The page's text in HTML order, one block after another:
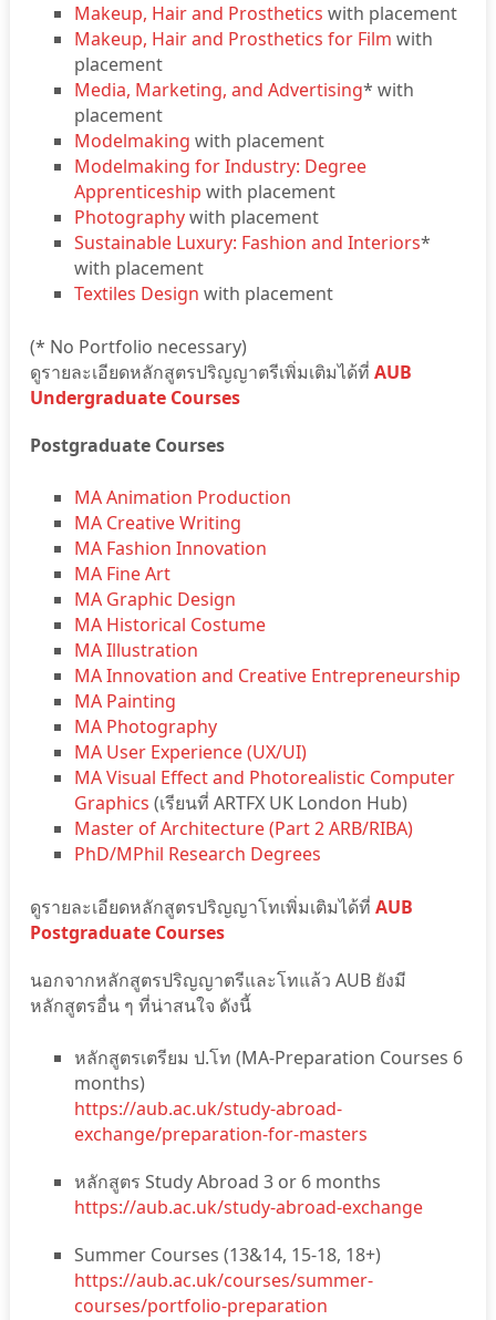
Makeup, Hair and Prosthetics with placement
Makeup, Hair and Prosthetics for Film with
placement
Media, Marketing, and Advertising* with
placement
Modelmaking with placement
Modelmaking for Industry: Degree
Apprenticeship with placement
Photographywith placement
Sustainable Luxury: Fashion and Interiors*
with placement
Textiles Design with placement
(* No Portfolio necessary)
ดูรายละเอียดหลักสูตรปริญญาตรีเพิ่มเติมได้ที่ AUB
Undergraduate Courses
Postgraduate Courses
MA Animation Production
MA Creative Writing
MA Fashion Innovation
MA Fine Art
MA Graphic Design
MA Historical Costume
MA Illustration
MA Innovation and Creative Entrepreneurship
MA Painting
MA Photography
MA User Experience (UX/UI)
MA Visual Effect and Photorealistic Computer
Graphics (เรียนที่ ARTFX UK London Hub)
Master of Architecture (Part 2 ARB/RIBA)
PhD/MPhil Research Degrees
ดูรายละเอียดหลักสูตรปริญญาโทเพิ่มเติมได้ที่ AUB
Postgraduate Courses
นอกจากหลักสูตรปริญญาตรีและโทแล้ว AUB ยังมี
หลักสูตรอื่น ๆ ที่น่าสนใจ ดังนี้
หลักสูตรเตรียม ป.โท (MA-Preparation Courses 6
months)
https://aub.ac.uk/study-abroad-
exchange/preparation-for-masters
หลักสูตร Study Abroad 3 or 6 months
https://aub.ac.uk/study-abroad-exchange
Summer Courses (13&14, 15-18, 18+)
https://aub.ac.uk/courses/summer-
courses/portfolio-preparation